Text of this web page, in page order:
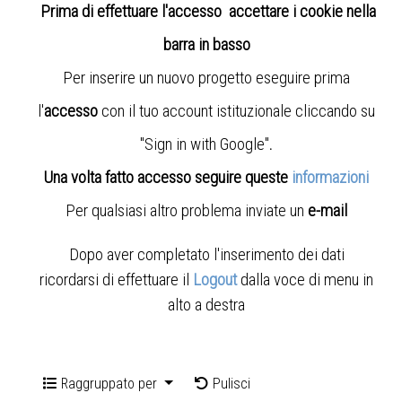
Prima di effettuare l'accesso accettare i cookie nella
barra in basso
Per inserire un nuovo progetto eseguire prima
l'accesso con il tuo account istituzionale cliccando su
"Sign in with Google".
Una volta fatto accesso seguire queste informazioni
Per qualsiasi altro problema inviate un e-mail
Dopo aver completato l'inserimento dei dati
ricordarsi di effettuare il Logout dalla voce di menu in
alto a destra
Raggruppato per Pulisci